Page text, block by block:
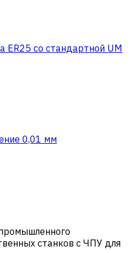
ER25 со стандартной UM
0,01 мм
станков с ЧПУ для